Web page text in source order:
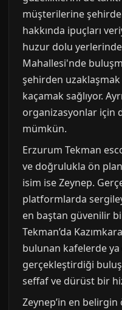
müşterilerine
hakkında ipuçları
huzur dolu
Mahallesi'nde
şehirden
kaçamak sağlıyor.
organizasyonlar için
mümkün.
Erzurum Tekman
ve doğrulukla ön
isim ise Zeynep.
platformlarda
en baştan güvenilir
Tekman’da
bulunan kafelerde
gerçekleştirdiği
seffaf ve dürüst bir
Zeynep’in en